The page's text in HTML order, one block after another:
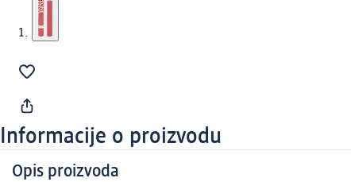
Informacije o proizvodu
Opis proizvoda